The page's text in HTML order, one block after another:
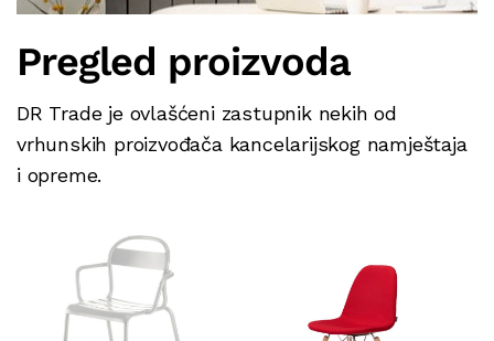
Pregled proizvoda
DR Trade je ovlašćeni zastupnik nekih od
vrhunskih proizvođača kancelarijskog namještaja
i opreme.